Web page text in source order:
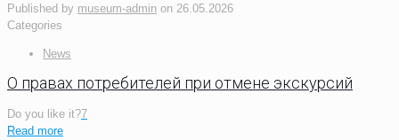
Published by museum-admin on 26.05.2026
Categories
News
О правах потребителей при отмене экскурсий
Do you like it?7
Read more